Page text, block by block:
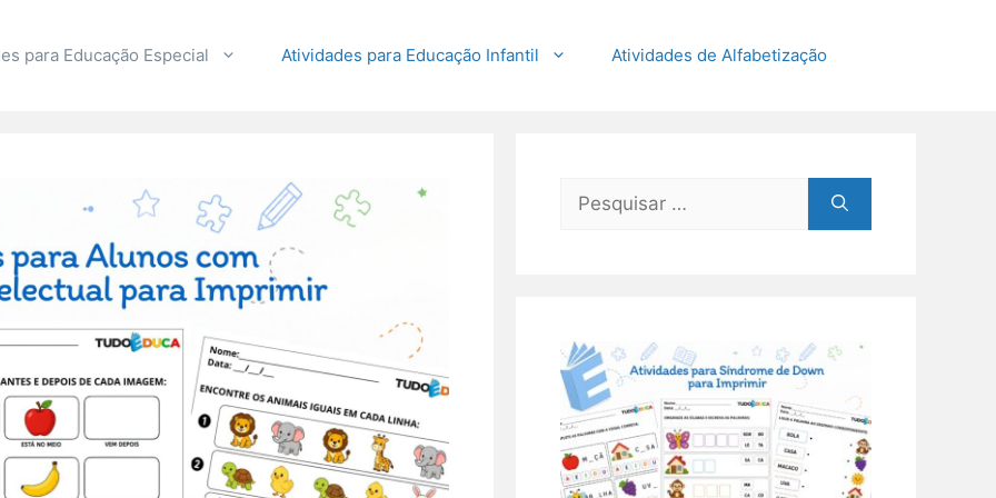
para Educação Especial Atividades para Educação Infantil Atividades de Alfabetização
Pesquisar